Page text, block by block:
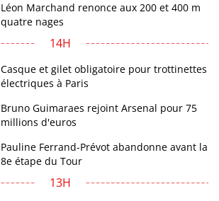
Léon Marchand renonce aux 200 et 400 m
quatre nages
14H
Casque et gilet obligatoire pour trottinettes
électriques à Paris
Bruno Guimaraes rejoint Arsenal pour 75
millions d'euros
Pauline Ferrand-Prévot abandonne avant la
8e étape du Tour
13H